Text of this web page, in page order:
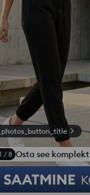
1 / 8 Osta see komplekt